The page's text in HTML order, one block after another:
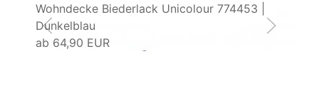
Wohndecke Biederlack Unicolour 774453 |
Dunkelblau
ab 64,90 EUR